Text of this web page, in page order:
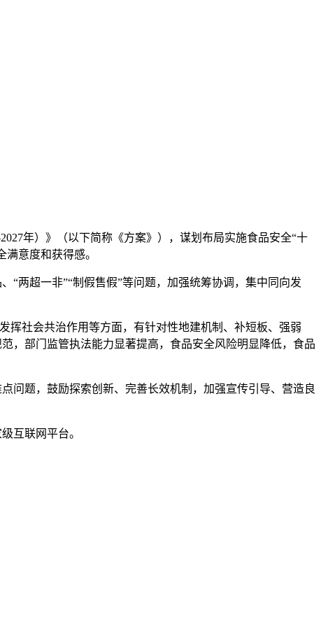
年）》（以下简称《方案》），谋划布局实施食品安全“十
意度和获得感。
两超一非”“制假售假”等问题，加强统筹协调，集中同向发
社会共治作用等方面，有针对性地建机制、补短板、强弱
，部门监管执法能力显著提高，食品安全风险明显降低，食品
题，鼓励探索创新、完善长效机制，加强宣传引导、营造良
互联网平台。